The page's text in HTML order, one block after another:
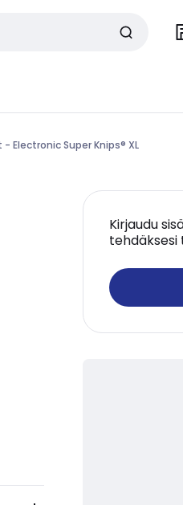
- Electronic Super Knips® XL
Kirjaudu
tehdäksesi